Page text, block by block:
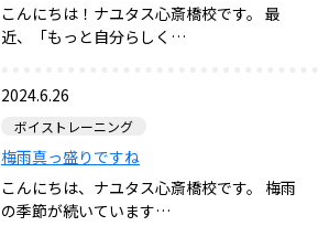
こんにちは！ナユタス心斎橋校です。 最
近、「もっと自分らしく…
2024.6.26
ボイストレーニング
梅雨真っ盛りですね
こんにちは、ナユタス心斎橋校です。 梅雨
の季節が続いています…